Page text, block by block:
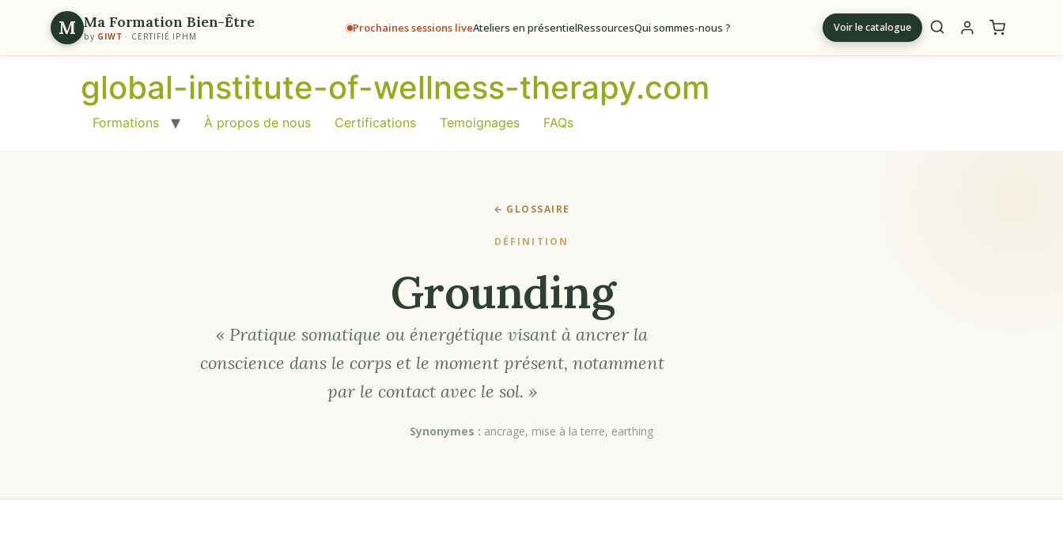
M Ma Formation Bien-Être
by GIWT · CERTIFIÉ IPHM
Prochaines sessions liveAteliers en présentielRessourcesQui sommes-nous ? Voir le catalogue
global-institute-of-wellness-therapy.com
Formations À propos de nous Certifications Temoignages FAQs
← GLOSSAIRE
DÉFINITION
Grounding
« Pratique somatique ou énergétique visant à ancrer la
conscience dans le corps et le moment présent, notamment
par le contact avec le sol. »
Synonymes : ancrage, mise à la terre, earthing